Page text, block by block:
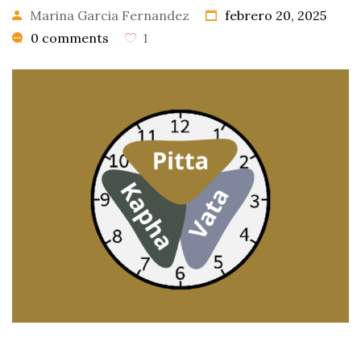
Marina Garcia Fernandez
febrero 20, 2025
0 comments
1